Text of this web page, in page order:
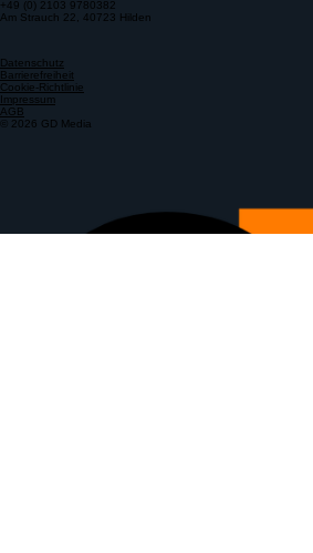
hello@gd-media.de
Datenschutz
Barrierefreiheit
Cookie-Richtlinie
Impressum